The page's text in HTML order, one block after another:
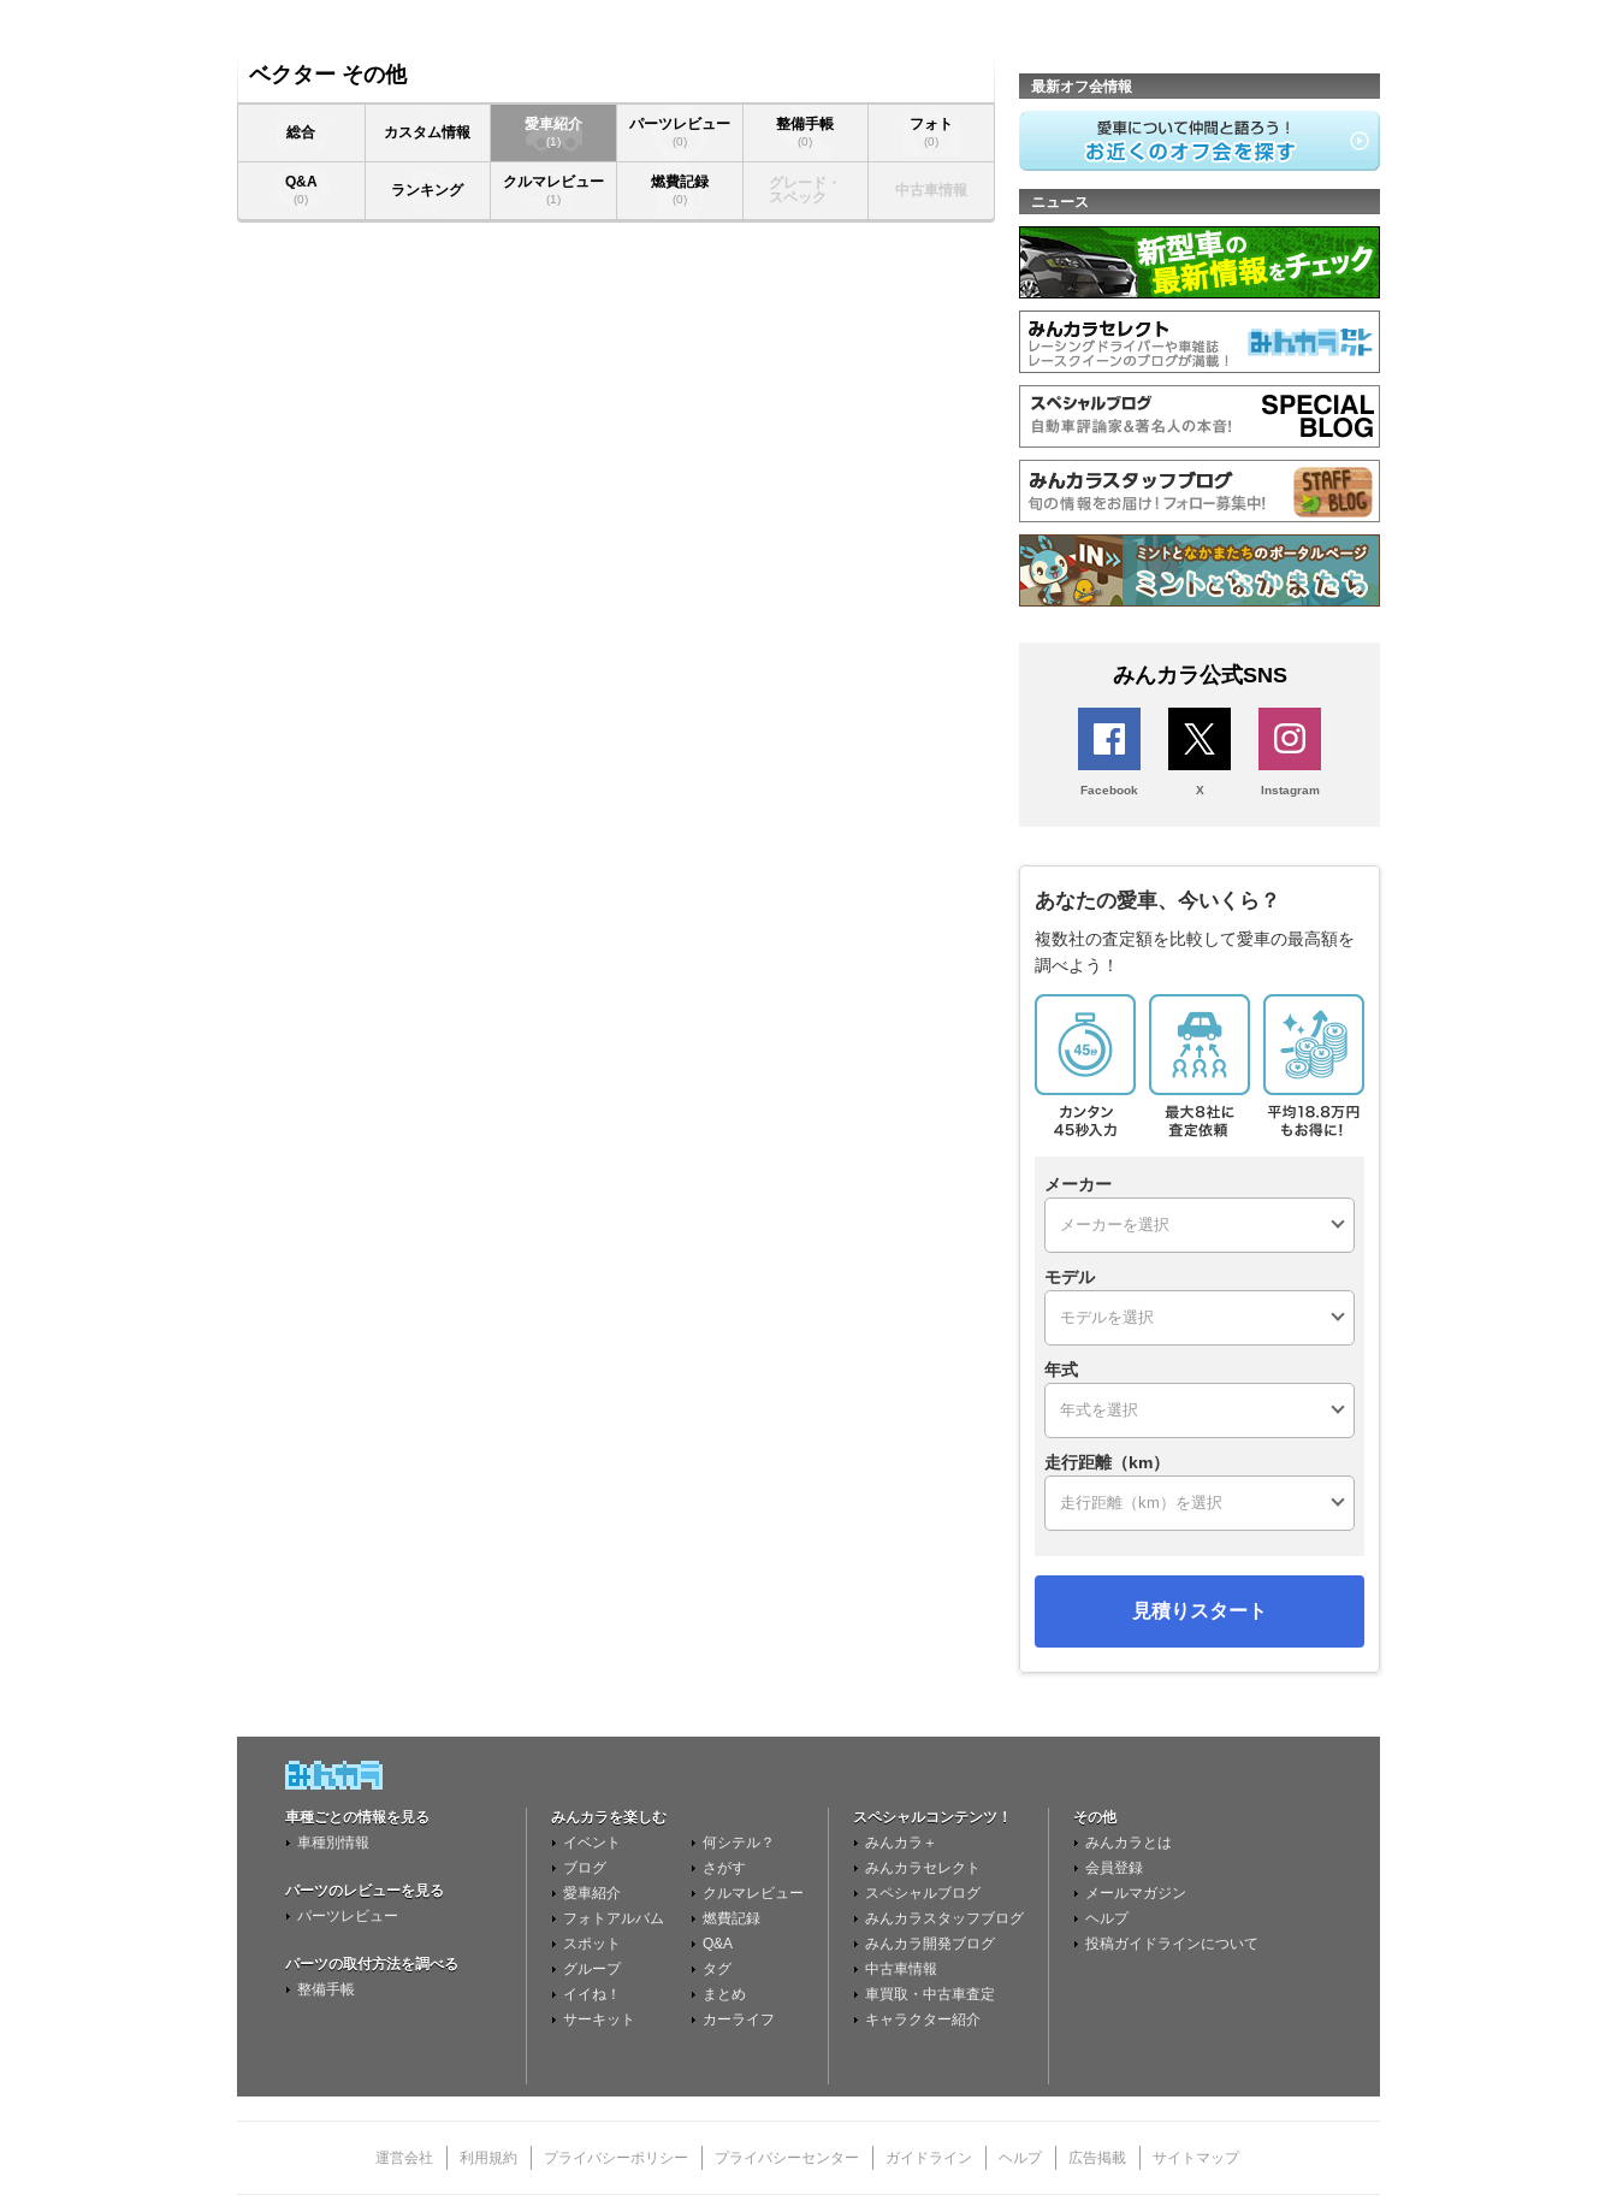
ベクター その他
総合 カスタム情報
愛車紹介
(1)
パーツレビュー
(0)
整備手帳
(0)
フォト
(0)
Q&A
(0) ランキング
クルマレビュー
(1)
燃費記録
(0)
グレード・
スペック
中古車情報
最新オフ会情報
ニュース
みんカラ公式SNS
Facebook X Instagram
あなたの愛車、今いくら？
複数社の査定額を比較して愛車の最高額を
調べよう！
メーカー
モデル
年式
走行距離（km）
見積りスタート
車種ごとの情報を見る
車種別情報
パーツのレビューを見る
パーツレビュー
パーツの取付方法を調べる
整備手帳
みんカラを楽しむ
イベント
ブログ
愛車紹介
フォトアルバム
スポット
グループ
イイね！
サーキット
何シテル？
さがす
クルマレビュー
燃費記録
Q&A
タグ
まとめ
カーライフ
スペシャルコンテンツ！
みんカラ＋
みんカラセレクト
スペシャルブログ
みんカラスタッフブログ
みんカラ開発ブログ
中古車情報
車買取・中古車査定
キャラクター紹介
その他
みんカラとは
会員登録
メールマガジン
ヘルプ
投稿ガイドラインについて
運営会社 利用規約 プライバシーポリシー プライバシーセンター ガイドライン ヘルプ 広告掲載 サイトマップ